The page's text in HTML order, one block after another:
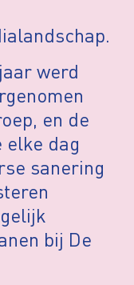
werd
en de
elke dag
sanering
bij De